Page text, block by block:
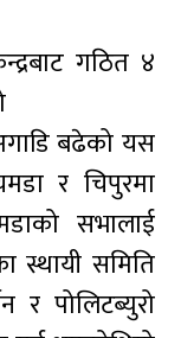
गठित ४
बढेको यस
र चिपुरमा
सभालाई
स्थायी समिति
पोलिटब्युरो